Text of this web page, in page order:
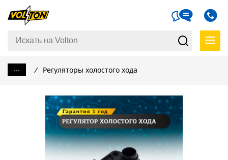
... / Регуляторы холостого хода